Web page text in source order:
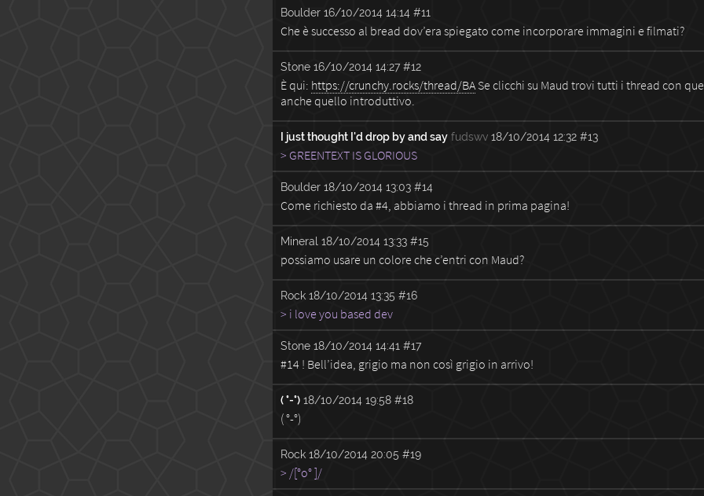
Boulder 16/10/2014 14:14 #11
Che è successo al bread dov’era spiegato come incorporare immagini e filmati?
Stone 16/10/2014 14:27 #12
È qui: https://crunchy.rocks/thread/BA Se clicchi su Maud trovi tutti i thread con
anche quello introduttivo.
I just thought I'd drop by and say fudswv 18/10/2014 12:32 #13
> GREENTEXT IS GLORIOUS
Boulder 18/10/2014 13:03 #14
Come richiesto da #4, abbiamo i thread in prima pagina!
Mineral 18/10/2014 13:33 #15
possiamo usare un colore che c’entri con Maud?
Rock 18/10/2014 13:35 #16
> i love you based dev
Stone 18/10/2014 14:41 #17
#14 ! Bell’idea, grigio ma non così grigio in arrivo!
( °-°) 18/10/2014 19:58 #18
( °-°)
Rock 18/10/2014 20:05 #19
> /[°o° ]/